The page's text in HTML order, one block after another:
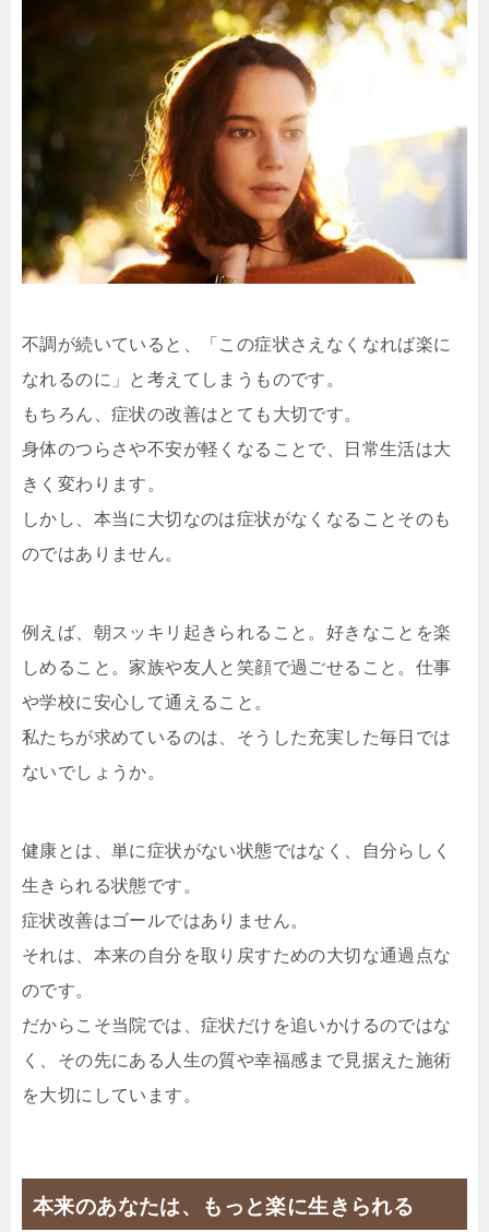
不調が続いていると、「この症状さえなくなれば楽に
なれるのに」と考えてしまうものです。
もちろん、症状の改善はとても大切です。
身体のつらさや不安が軽くなることで、日常生活は大
きく変わります。
しかし、本当に大切なのは症状がなくなることそのも
のではありません。
例えば、朝スッキリ起きられること。好きなことを楽
しめること。家族や友人と笑顔で過ごせること。仕事
や学校に安心して通えること。
私たちが求めているのは、そうした充実した毎日では
ないでしょうか。
健康とは、単に症状がない状態ではなく、自分らしく
生きられる状態です。
症状改善はゴールではありません。
それは、本来の自分を取り戻すための大切な通過点な
のです。
だからこそ当院では、症状だけを追いかけるのではな
く、その先にある人生の質や幸福感まで見据えた施術
を大切にしています。
本来のあなたは、もっと楽に生きられる